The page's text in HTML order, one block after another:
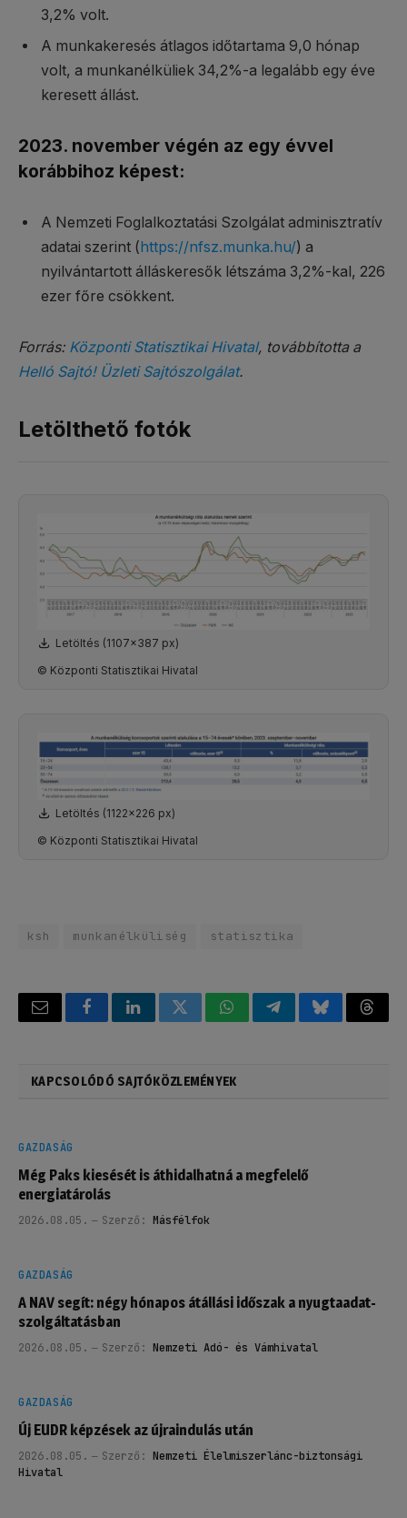
3,2% volt.
A munkakeresés átlagos időtartama 9,0 hónap
volt, a munkanélküliek 34,2%-a legalább egy éve
keresett állást.
2023. november végén az egy évvel
korábbihoz képest:
A Nemzeti Foglalkoztatási Szolgálat adminisztratív
adatai szerint (https://nfsz.munka.hu/) a
nyilvántartott álláskeresők létszáma 3,2%-kal, 226
ezer főre csökkent.
Forrás: Központi Statisztikai Hivatal, továbbította a
Helló Sajtó! Üzleti Sajtószolgálat.
Letölthető fotók
Letöltés (1107x387 px)
© Központi Statisztikai Hivatal
Letöltés (1122x226 px)
© Központi Statisztikai Hivatal
ksh munkanélküliség statisztika
Email FacebookLinkedInTwitterWhatsAppTelegramBluesky
KAPCSOLÓDÓ SAJTÓKÖZLEMÉNYEK
GAZDASÁG
Még Paks kiesését is áthidalhatná a megfelelő
energiatárolás
2026.08.05. Szerző: Másfélfok
GAZDASÁG
A NAV segít: négy hónapos átállási időszak a nyugtaadat-
szolgáltatásban
2026.08.05. Szerző: Nemzeti Adó- és Vámhivatal
GAZDASÁG
Új EUDR képzések az újraindulás után
2026.08.05. Szerző: Nemzeti Élelmiszerlánc-biztonsági
Hivatal